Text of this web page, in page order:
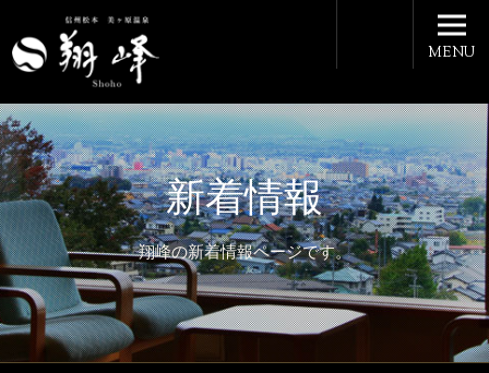
新着情報
翔峰の新着情報ページです。
MENU